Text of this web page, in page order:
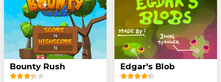
Bounty Rush Edgar's Blob